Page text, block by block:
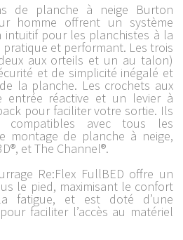
de planche à neige Burton
homme offrent un système
pour les planchistes à la
et performant. Les trois
aux orteils et un au talon)
et de simplicité inégalé et
la planche. Les crochets aux
entrée réactive et un levier à
pour faciliter votre sortie. Ils
compatibles avec tous les
montage de planche à neige,
et The Channel®.
Re:Flex FullBED offre un
le pied, maximisant le confort
fatigue, et est doté d’une
faciliter l’accès au matériel